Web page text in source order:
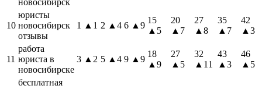
10
юристы
новосибирск
отзывы
1 ▲1 2 ▲4 6 ▲9
15
▲5
20
▲7
27
▲8
35
▲7
42
▲3
11
работа
юриста в
новосибирске
3 ▲2 5 ▲4 9 ▲9
18
▲9
27
▲5
32
▲11
43
▲3
46
▲5
бесплатная